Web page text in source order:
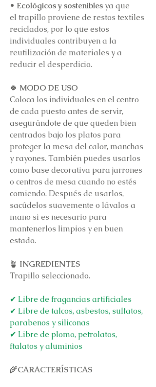
• Ecológicos y sosteniblesya que
el trapillo proviene de restos textiles
reciclados, por lo que estos
individuales contribuyen a la
reutilización de materiales y a
reducir el desperdicio.
🍀 MODO DE USO
Coloca los individuales en el centro
de cada puesto antes de servir,
asegurándote de que queden bien
centrados bajo los platos para
proteger la mesa del calor, manchas
y rayones. También puedes usarlos
como base decorativa para jarrones
o centros de mesa cuando no estés
comiendo. Después de usarlos,
sacúdelos suavemente o lávalos a
mano si es necesario para
mantenerlos limpios y en buen
estado.
🪴 INGREDIENTES
Trapillo seleccionado.
✔ Libre de fragancias artificiales
✔ Libre de talcos, asbestos, sulfatos,
parabenos y siliconas
✔ Libre de plomo, petrolatos,
ftalatos y aluminios
🌾CARACTERÍSTICAS